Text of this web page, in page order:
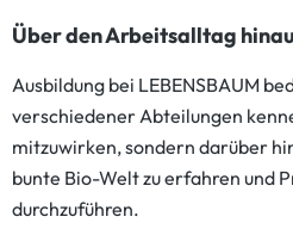
Über den Arbeitsalltag
Ausbildung bei LEBENSBAUM
verschiedener Abteilungen
mitzuwirken, sondern darüber
bunte Bio-Welt zu erfahren und
durchzuführen.